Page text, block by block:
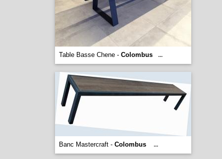
Table Basse Chene - Colombus ...
Banc Mastercraft - Colombus ...